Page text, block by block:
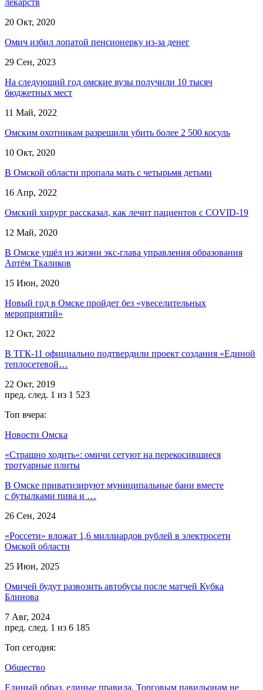
20 Окт, 2020
Омич избил лопатой пенсионерку из-за денег
29 Сен, 2023
На следующий год омские вузы получили 10 тысяч
бюджетных мест
11 Май, 2022
Омским охотникам разрешили убить более 2 500 косуль
10 Окт, 2020
В Омской области пропала мать с четырьмя детьми
16 Апр, 2022
Омский хирург рассказал, как лечит пациентов с COVID-19
12 Май, 2020
В Омске ушёл из жизни экс-глава управления образования
Артём Ткаликов
15 Июн, 2020
Новый год в Омске пройдет без «увеселительных
мероприятий»
12 Окт, 2022
В ТГК-11 официально подтвердили проект создания «Единой
теплосетевой…
22 Окт, 2019
пред. след. 1 из 1 523
Топ вчера:
Новости Омска
«Страшно ходить»: омичи сетуют на перекосившиеся
тротуарные плиты
В Омске приватизируют муниципальные бани вместе
с бутылками пива и …
26 Сен, 2024
«Россети» вложат 1,6 миллиардов рублей в электросети
Омской области
25 Июн, 2025
Омичей будут развозить автобусы после матчей Кубка
Блинова
7 Авг, 2024
пред. след. 1 из 6 185
Топ сегодня:
Общество
Единый образ, единые правила. Торговым павильонам не